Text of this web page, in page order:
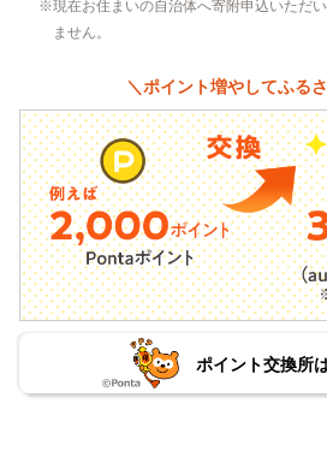
現在お住まいの自治体へ寄附申込いただ
ません。
＼ポイント増やしてふる
ポイント交換所